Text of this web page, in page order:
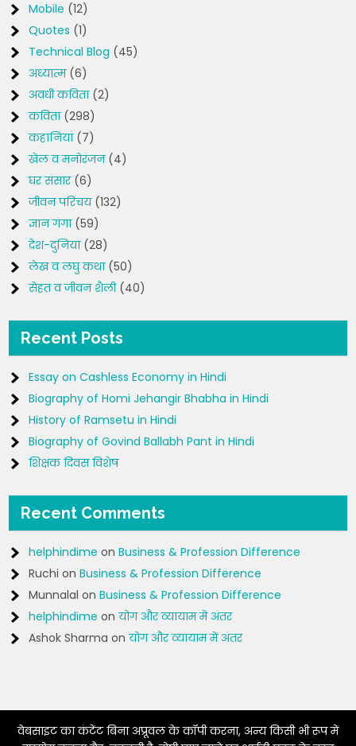
Mobile (12)
Quotes (1)
Technical Blog (45)
अध्यात्म(6)
अवधी कविता(2)
कविता(298)
कहानियां(7)
खेल व मनोरंजन(4)
घर संसार(6)
जीवन परिचय(132)
ज्ञान गंगा(59)
देश-दुनिया(28)
लेख व लघु कथा(50)
सेहत व जीवन शैली(40)
Recent Posts
Essay on Cashless Economy in Hindi
Biography of Homi Jehangir Bhabha in Hindi
History of Ramsetu in Hindi
Biography of Govind Ballabh Pant in Hindi
शिक्षक दिवस विशेष
Recent Comments
helphindime onBusiness & Profession Difference
Ruchi onBusiness & Profession Difference
Munnalal onBusiness & Profession Difference
helphindime onयोग और व्यायाम में अंतर
Ashok Sharma onयोग और व्यायाम में अंतर
वेबसाइट का कंटेंट बिना अप्रूवल के कॉपी करना, अन्य किसी भी रूप में